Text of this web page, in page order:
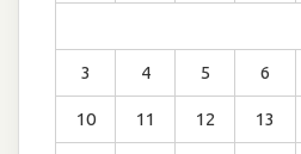
3 4 5 6
10 11 12 13